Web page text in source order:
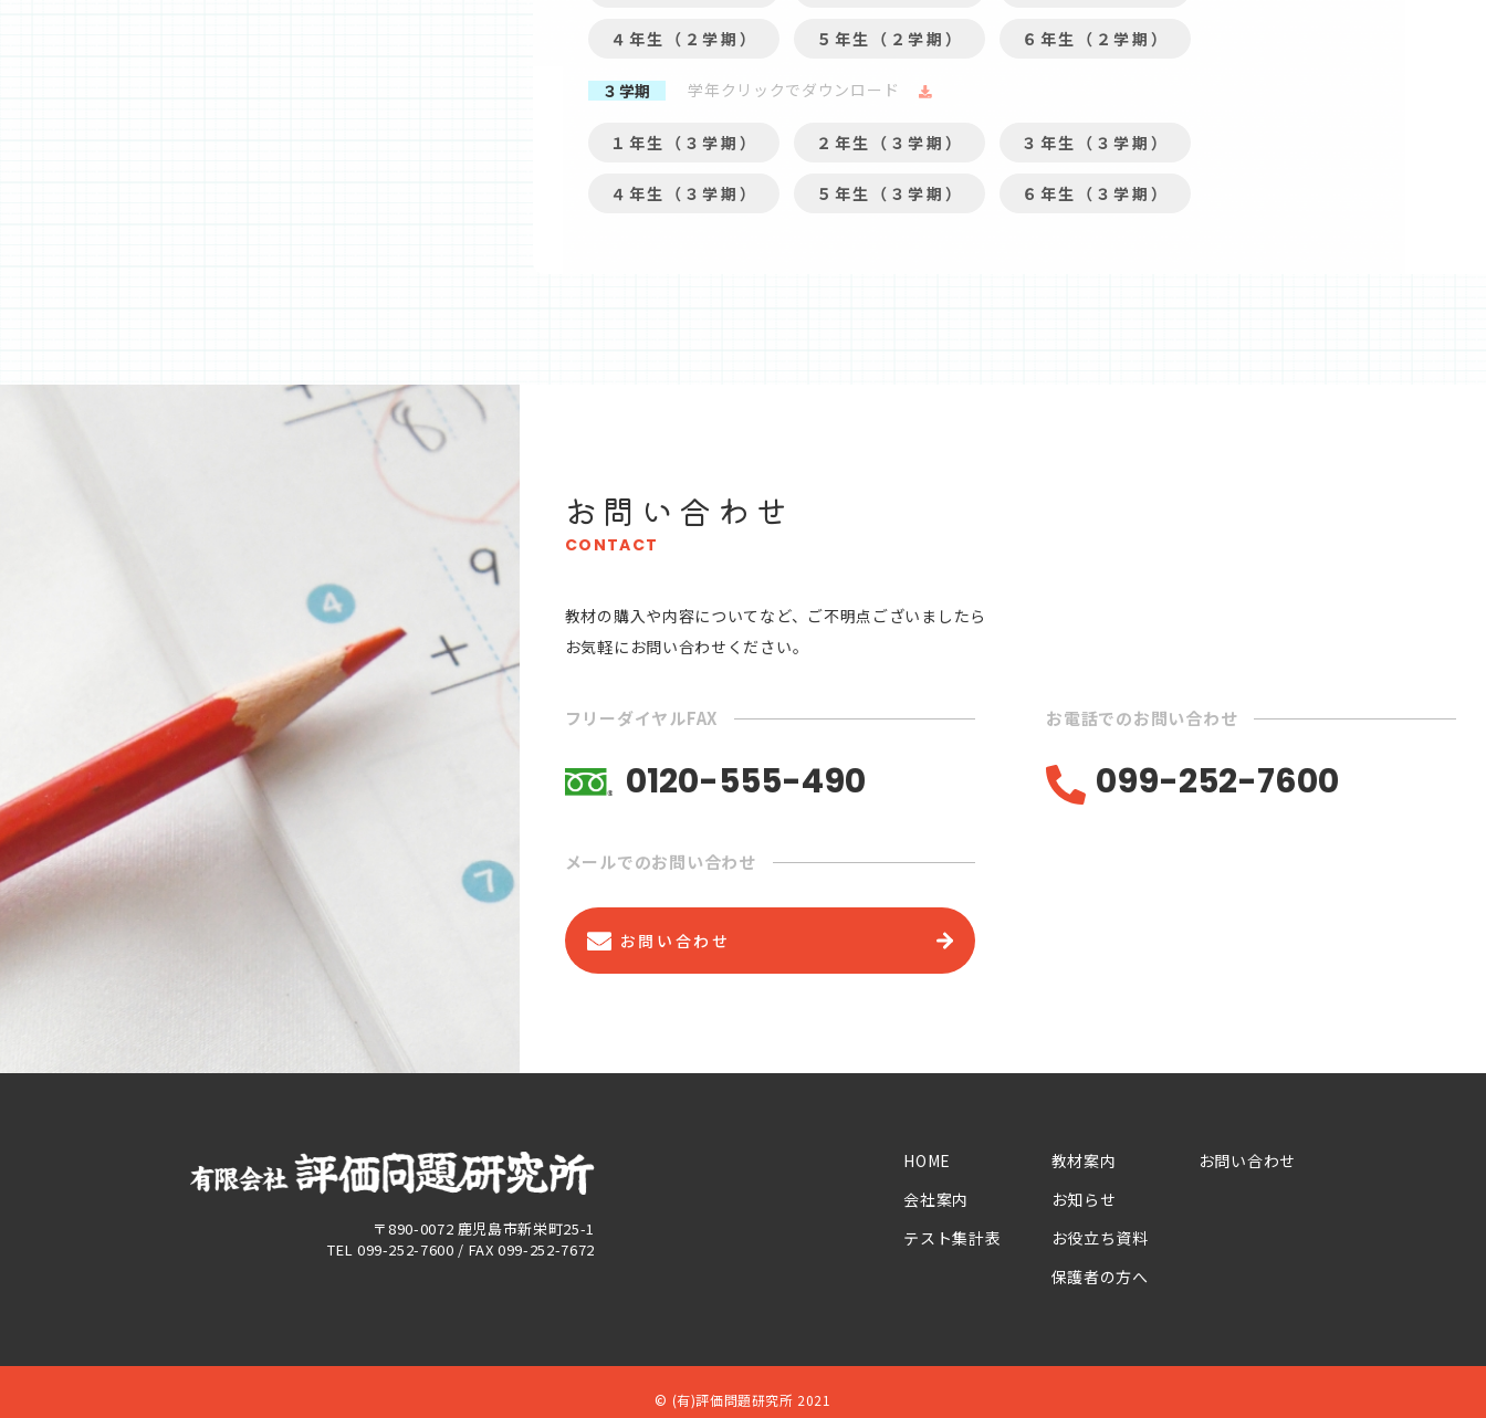
４年生（２学期） ５年生（２学期） ６年生（２学期）
３学期 学年クリックでダウンロード
１年生（３学期） ２年生（３学期） ３年生（３学期）
４年生（３学期） ５年生（３学期） ６年生（３学期）
お問い合わせ
CONTACT
教材の購入や内容についてなど、ご不明点ございましたら
お気軽にお問い合わせください。
フリーダイヤルFAX
0120-555-490
お電話でのお問い合わせ
099-252-7600
メールでのお問い合わせ
お問い合わせ
〒890-0072 鹿児島市新栄町25-1
TEL 099-252-7600 / FAX 099-252-7672
HOME
会社案内
テスト集計表
教材案内
お知らせ
お役立ち資料
保護者の方へ
お問い合わせ
© (有)評価問題研究所 2021